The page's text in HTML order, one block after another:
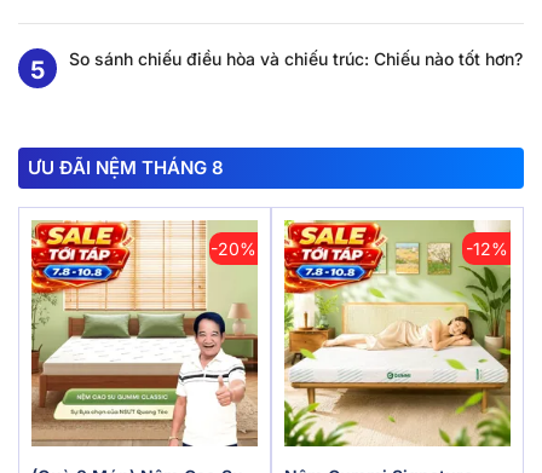
So sánh chiếu điều hòa và chiếu trúc: Chiếu nào tốt hơn?
ƯU ĐÃI NỆM THÁNG 8
-20% -12%